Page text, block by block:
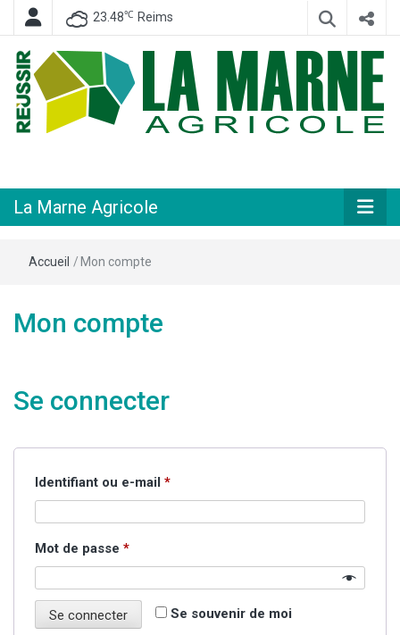
23.48℃ Reims
Agricole
La Marne Agricole
Accueil /Mon compte
Mon compte
Se connecter
Identifiant ou e-mail *Obligatoire
Mot de passe *Obligatoire
Se souvenir de moi
Se connecter